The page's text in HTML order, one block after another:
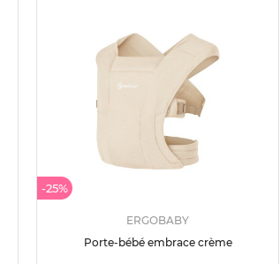
-25%
ERGOBABY
Porte-bébé embrace crème